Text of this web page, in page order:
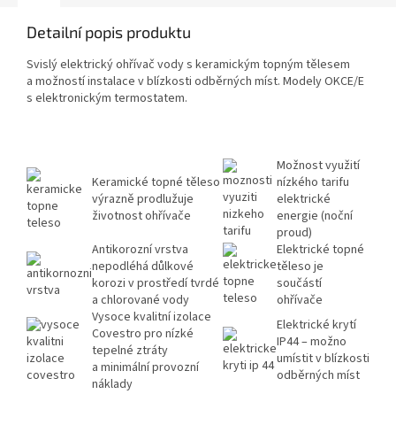
Detailní popis produktu
Svislý elektrický ohřívač vody s keramickým topným tělesem
a možností instalace v blízkosti odběrných míst. Modely OKCE/E
s elektronickým termostatem.
Keramické topné těleso
výrazně prodlužuje
životnost ohřívače
Možnost využití
nízkého tarifu
elektrické
energie (noční
proud)
Antikorozní vrstva
nepodléhá důlkové
korozi v prostředí tvrdé
a chlorované vody
Elektrické topné
těleso je
součástí
ohřívače
Vysoce kvalitní izolace
Covestro pro nízké
tepelné ztráty
a minimální provozní
náklady
Elektrické krytí
IP44 – možno
umístit v blízkosti
odběrných míst